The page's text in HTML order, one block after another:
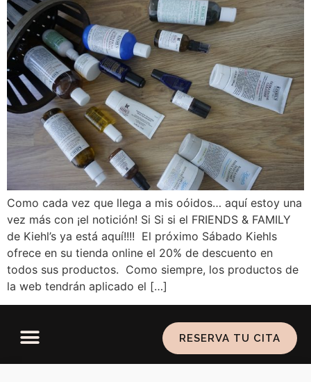
Como cada vez que llega a mis oóidos… aquí estoy una
vez más con ¡el notición! Si Si si el FRIENDS & FAMILY
de Kiehl’s ya está aquí!!!! El próximo Sábado Kiehls
ofrece en su tienda online el 20% de descuento en
todos sus productos. Como siempre, los productos de
la web tendrán aplicado el […]
RESERVA TU CITA